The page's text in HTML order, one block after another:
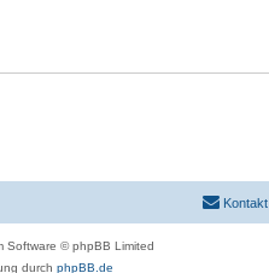
Kontakt
Software © phpBB Limited
durch phpBB.de